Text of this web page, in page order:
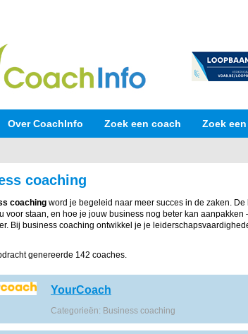
Over CoachInfo Zoek een coach Zoek
coaching
coaching word je begeleid naar meer succes in de zaken.
voor staan, en hoe je jouw business nog beter kan aanpakken
Bij business coaching ontwikkel je je
genereerde 142 coaches.
YourCoach
Categorieën: Business coaching